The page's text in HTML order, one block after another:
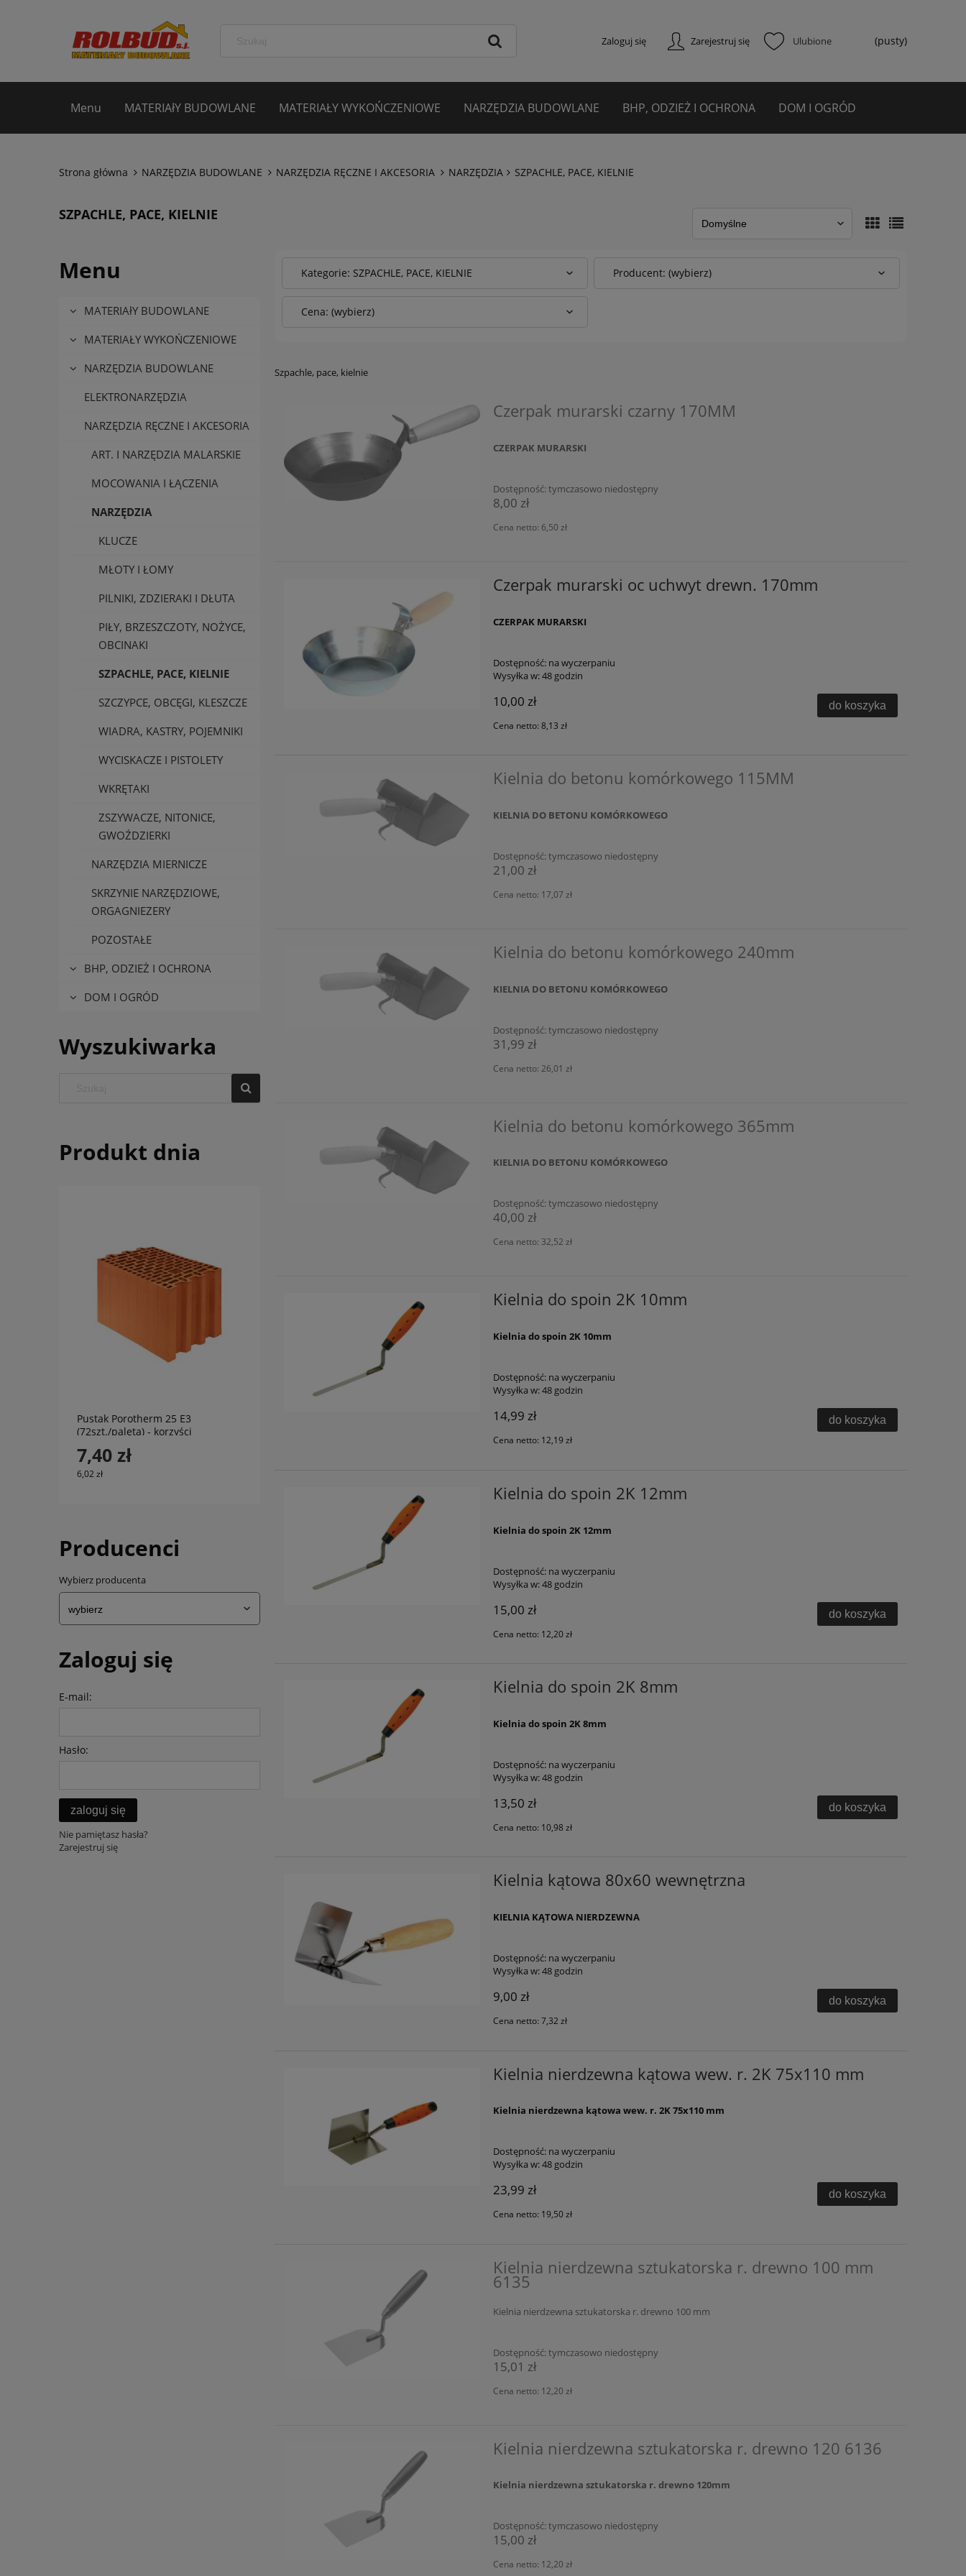
Zarejestruj się
Zaloguj się (pusty)
Menu MATERIAłY BUDOWLANE MATERIAŁY WYKOŃCZENIOWE NARZĘDZIA BUDOWLANE BHP, ODZIEŻ I OCHRONA DOM I OGRÓD
Strona główna NARZĘDZIA BUDOWLANE NARZĘDZIA RĘCZNE I AKCESORIA NARZĘDZIA SZPACHLE, PACE, KIELNIE
SZPACHLE, PACE, KIELNIE
Menu
MATERIAłY BUDOWLANE
MATERIAŁY WYKOŃCZENIOWE
NARZĘDZIA BUDOWLANE
ELEKTRONARZĘDZIA
NARZĘDZIA RĘCZNE I AKCESORIA
ART. I NARZĘDZIA MALARSKIE
MOCOWANIA I ŁĄCZENIA
NARZĘDZIA
KLUCZE
MŁOTY I ŁOMY
PILNIKI, ZDZIERAKI I DŁUTA
PIŁY, BRZESZCZOTY, NOŻYCE,
OBCINAKI
SZPACHLE, PACE, KIELNIE
SZCZYPCE, OBCĘGI, KLESZCZE
WIADRA, KASTRY, POJEMNIKI
WYCISKACZE I PISTOLETY
WKRĘTAKI
ZSZYWACZE, NITONICE,
GWOŹDZIERKI
NARZĘDZIA MIERNICZE
SKRZYNIE NARZĘDZIOWE,
ORGAGNIEZERY
POZOSTAŁE
BHP, ODZIEŻ I OCHRONA
DOM I OGRÓD
Wyszukiwarka
Produkt dnia
Pustak Porotherm 25 E3
(72szt./paleta) - korzyści
7,40 zł
6,02 zł
do koszyka
Producenci
Wybierz producenta
Zaloguj się
E-mail:
Hasło:
zaloguj się
Nie pamiętasz hasła?
Zarejestruj się
Kategorie: SZPACHLE, PACE, KIELNIE Producent: (wybierz)
Cena: (wybierz)
Szpachle, pace, kielnie
Czerpak murarski czarny 170MM
CZERPAK MURARSKI
Dostępność:tymczasowo niedostępny
8,00 zł
Cena netto: 6,50 zł
Czerpak murarski oc uchwyt drewn. 170mm
CZERPAK MURARSKI
Dostępność: na wyczerpaniu
Wysyłka w:48 godzin
10,00 zł
Cena netto: 8,13 zł
do koszyka
Kielnia do betonu komórkowego 115MM
KIELNIA DO BETONU KOMÓRKOWEGO
Dostępność:tymczasowo niedostępny
21,00 zł
Cena netto: 17,07 zł
Kielnia do betonu komórkowego 240mm
KIELNIA DO BETONU KOMÓRKOWEGO
Dostępność:tymczasowo niedostępny
31,99 zł
Cena netto: 26,01 zł
Kielnia do betonu komórkowego 365mm
KIELNIA DO BETONU KOMÓRKOWEGO
Dostępność:tymczasowo niedostępny
40,00 zł
Cena netto: 32,52 zł
Kielnia do spoin 2K 10mm
Kielnia do spoin 2K 10mm
Dostępność: na wyczerpaniu
Wysyłka w:48 godzin
14,99 zł
Cena netto: 12,19 zł
do koszyka
Kielnia do spoin 2K 12mm
Kielnia do spoin 2K 12mm
Dostępność: na wyczerpaniu
Wysyłka w:48 godzin
15,00 zł
Cena netto: 12,20 zł
do koszyka
Kielnia do spoin 2K 8mm
Kielnia do spoin 2K 8mm
Dostępność: na wyczerpaniu
Wysyłka w:48 godzin
13,50 zł
Cena netto: 10,98 zł
do koszyka
Kielnia kątowa 80x60 wewnętrzna
KIELNIA KĄTOWA NIERDZEWNA
Dostępność: na wyczerpaniu
Wysyłka w:48 godzin
9,00 zł
Cena netto: 7,32 zł
do koszyka
Kielnia nierdzewna kątowa wew. r. 2K 75x110 mm
Kielnia nierdzewna kątowa wew. r. 2K 75x110 mm
Dostępność: na wyczerpaniu
Wysyłka w:48 godzin
23,99 zł
Cena netto: 19,50 zł
do koszyka
Kielnia nierdzewna sztukatorska r. drewno 100 mm
6135
Kielnia nierdzewna sztukatorska r. drewno 100 mm
Dostępność:tymczasowo niedostępny
15,01 zł
Cena netto: 12,20 zł
Kielnia nierdzewna sztukatorska r. drewno 120 6136
Kielnia nierdzewna sztukatorska r. drewno 120mm
Dostępność:tymczasowo niedostępny
15,00 zł
Cena netto: 12,20 zł